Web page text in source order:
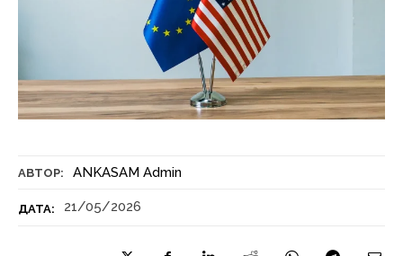
АВТОР: ANKASAM Admin
ДАТА: 21/05/2026